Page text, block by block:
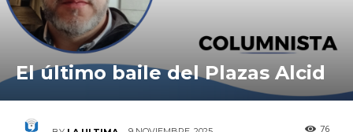
El último baile del Plazas Alcid
76